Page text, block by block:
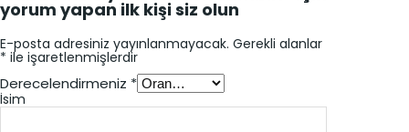
yorum yapan ilk kişi siz olun
E-posta adresiniz yayınlanmayacak. Gerekli alanlar
* ile işaretlenmişlerdir
Derecelendirmeniz *
İsim